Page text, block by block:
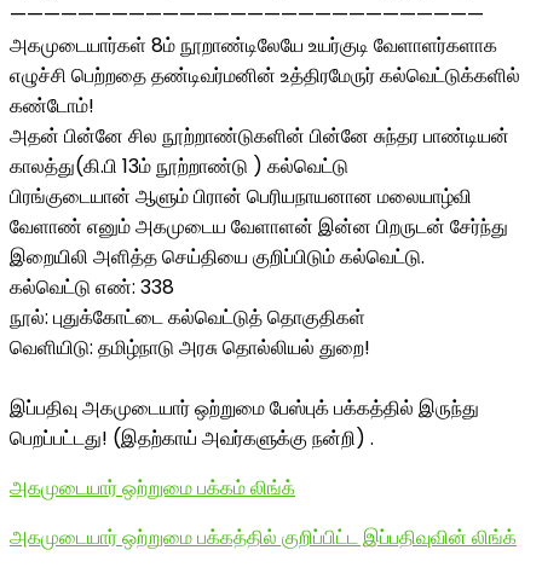
————————————————————————————
அகமுடையார்கள் 8ம் நூறாண்டிலேயே உயர்குடி வேளாளர்களாக
எழுச்சி பெற்றதை தண்டிவர்மனின் உத்திரமேருர் கல்வெட்டுக்களில்
கண்டோம்!
அதன் பின்னே சில நூற்றாண்டுகளின் பின்னே சுந்தர பாண்டியன்
காலத்து(கி.பி 13ம் நூற்றாண்டு ) கல்வெட்டு
பிரங்குடையான் ஆளும் பிரான் பெரியநாயனான மலையாழ்வி
வேளாண் எனும் அகமுடைய வேளாளன் இன்ன பிறருடன் சேர்ந்து
இறையிலி அளித்த செய்தியை குறிப்பிடும் கல்வெட்டு.
கல்வெட்டு எண்: 338
நூல்: புதுக்கோட்டை கல்வெட்டுத் தொகுதிகள்
வெளியிடு: தமிழ்நாடு அரசு தொல்லியல் துறை!
இப்பதிவு அகமுடையார் ஒற்றுமை பேஸ்புக் பக்கத்தில் இருந்து
பெறப்பட்டது! (இதற்காய் அவர்களுக்கு நன்றி) .
அகமுடையார் ஒற்றுமை பக்கம் லிங்க்
அகமுடையார் ஒற்றுமை பக்கத்தில் குறிப்பிட்ட இப்பதிவுவின் லிங்க்